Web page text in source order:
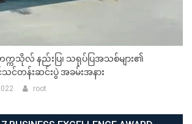
ကသိုလ် နည်းပြ၊ သရုပ်ပြအသစ်များ၏
င်တန်းဆင်းပွဲ အခမ်းအနား
root